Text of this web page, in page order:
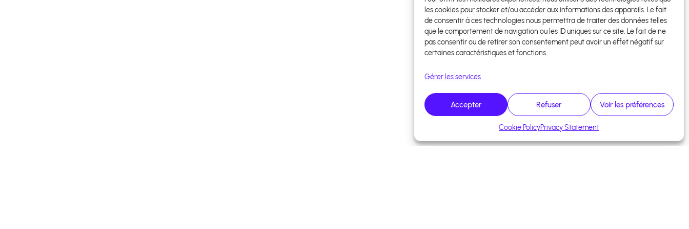
les cookies pour stocker et/ou accéder aux informations des appareils. Le fait
de consentir à ces technologies nous permettra de traiter des données telles
que le comportement de navigation ou les ID uniques sur ce site. Le fait de ne
pas consentir ou de retirer son consentement peut avoir un effet négatif sur
certaines caractéristiques et fonctions.
Gérer les services
Accepter Refuser Voir les préférences
Cookie PolicyPrivacy Statement